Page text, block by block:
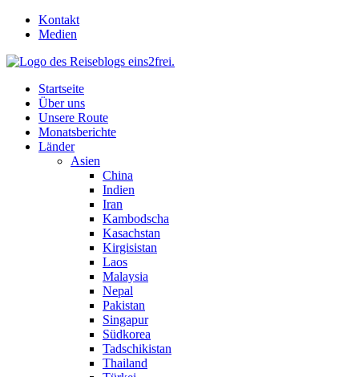
Skip
Kontakt
Medien
Startseite
Über uns
Unsere Route
Monatsberichte
Länder
Asien
China
Indien
Iran
Kambodscha
Kasachstan
Kirgisistan
Laos
Malaysia
Nepal
Pakistan
Singapur
Südkorea
Tadschikistan
Thailand